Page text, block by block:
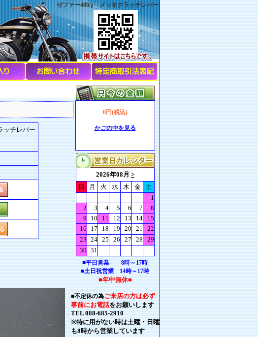
ゼファー400/χ メッキクラッチレバー
ッチレバー
0円(税込)
かごの中を見る
■平日営業 8時～17時
■土日祝営業 14時～17時
■年中無休■
■不定休の為ご来店の方は必ず
事前にお電話をお願いします
TEL 088-685-2910
※特に用がない時は土曜・日曜
も8時から営業しています